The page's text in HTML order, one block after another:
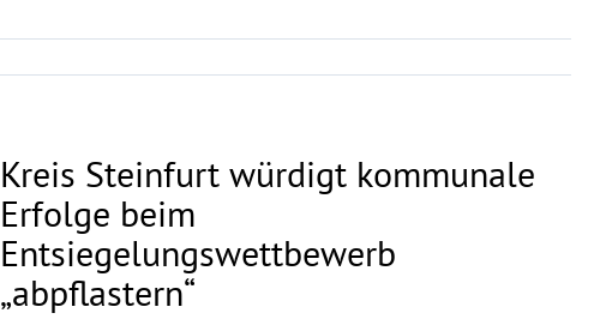
Kreis Steinfurt würdigt kommunale
Erfolge beim
Entsiegelungswettbewerb
„abpflastern“